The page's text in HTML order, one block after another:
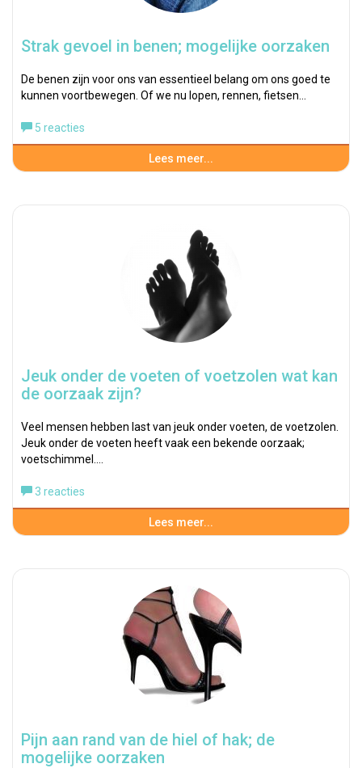
Strak gevoel in benen; mogelijke oorzaken
De benen zijn voor ons van essentieel belang om ons goed te
kunnen voortbewegen. Of we nu lopen, rennen, fietsen…
5 reacties
Lees meer...
Jeuk onder de voeten of voetzolen wat kan
de oorzaak zijn?
Veel mensen hebben last van jeuk onder voeten, de voetzolen.
Jeuk onder de voeten heeft vaak een bekende oorzaak;
voetschimmel.…
3 reacties
Lees meer...
Pijn aan rand van de hiel of hak; de
mogelijke oorzaken